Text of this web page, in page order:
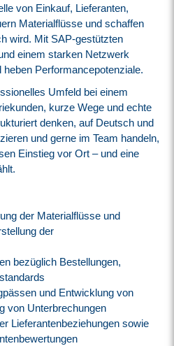
von Einkauf, Lieferanten,
Materialflüsse und schaffen
wird. Mit SAP-gestützten
einem starken Netzwerk
Performancepotenziale.
Umfeld bei einem
kurze Wege und echte
denken, auf Deutsch und
und gerne im Team handeln,
Einstieg vor Ort – und eine
der Materialflüsse und
der
bezüglich Bestellungen,
und Entwicklung von
von Unterbrechungen
Lieferantenbeziehungen sowie